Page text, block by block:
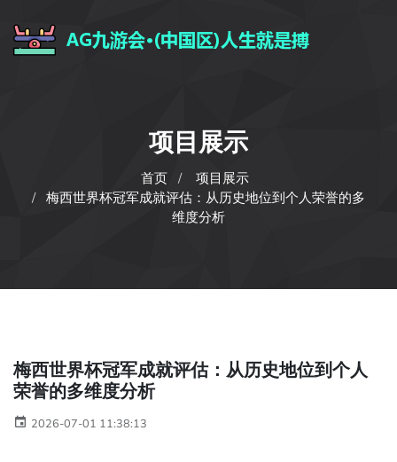
项目展示
首页
项目展示
梅西世界杯冠军成就评估：从历史地位到个人荣誉的多
维度分析
梅西世界杯冠军成就评估：从历史地位到个人
荣誉的多维度分析
2026-07-01 11:38:13